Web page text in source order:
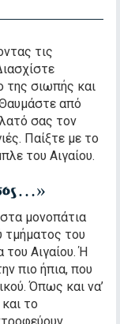
τις
της σιωπής και
από
σας τον
Παίξτε με το
του Αιγαίου.
μονοπάτια
τμήματος του
Αιγαίου. Ή
πιο ήπια, που
Όπως και να’
το